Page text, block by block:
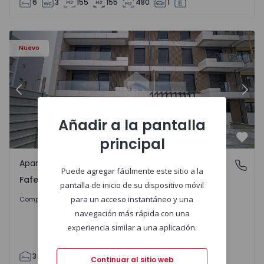
6 3 155 155 480 1
Nuevo
Anterior
Fafe, Braga
Apartamento
Fafe, Braga
Comprar 317.900 €
3 305 2
Añadir a la pantalla
principal
Puede agregar fácilmente este sitio a la
pantalla de inicio de su dispositivo móvil
para un acceso instantáneo y una
navegación más rápida con una
experiencia similar a una aplicación.
Continuar al sitio web